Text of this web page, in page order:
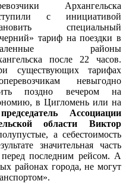
Архангельска
с инициативой
специальный
тариф на поездки в
районы
после 22 часов.
существующих тарифах
невыгодно
поздно вечером на
в Цигломень или на
председатель Ассоциации
области Виктор
а себестоимость
значительная часть
перед последним рейсом. А
районах города, не могут